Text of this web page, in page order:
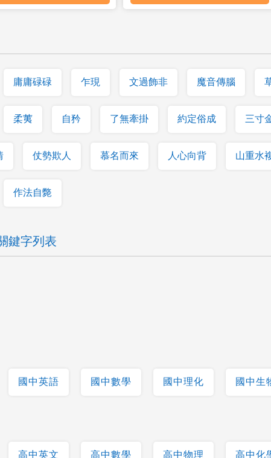
庸庸碌碌 乍現 文過飾非 魔音傳腦
柔荑 自矜 了無牽掛 約定俗成 三寸
仗勢欺人 慕名而來 人心向背 山重水
作法自斃
鍵字列表
國中英語 國中數學 國中理化 國中生
高中英文 高中數學 高中物理 高中化